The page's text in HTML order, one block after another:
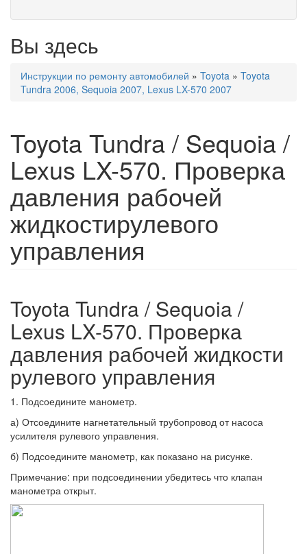
Вы здесь
Инструкции по ремонту автомобилей » Toyota » Toyota
Tundra 2006, Sequoia 2007, Lexus LX-570 2007
Toyota Tundra / Sequoia /
Lexus LX-570. Проверка
давления рабочей
жидкостирулевого
управления
Toyota Tundra / Sequoia /
Lexus LX-570. Проверка
давления рабочей жидкости
рулевого управления
1. Подсоедините манометр.
а) Отсоедините нагнетательный трубопровод от насоса
усилителя рулевого управления.
б) Подсоедините манометр, как показано на рисунке.
Примечание: при подсоединении убедитесь что клапан
манометра открыт.